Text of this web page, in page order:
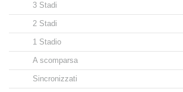
3 Stadi
2 Stadi
1 Stadio
A scomparsa
Sincronizzati